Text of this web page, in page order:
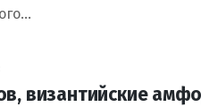
византийские